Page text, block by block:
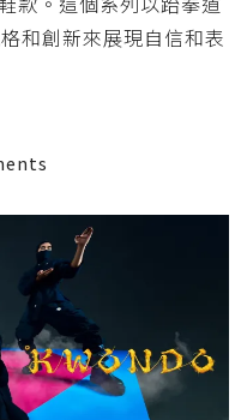
和創新來展現自信和表